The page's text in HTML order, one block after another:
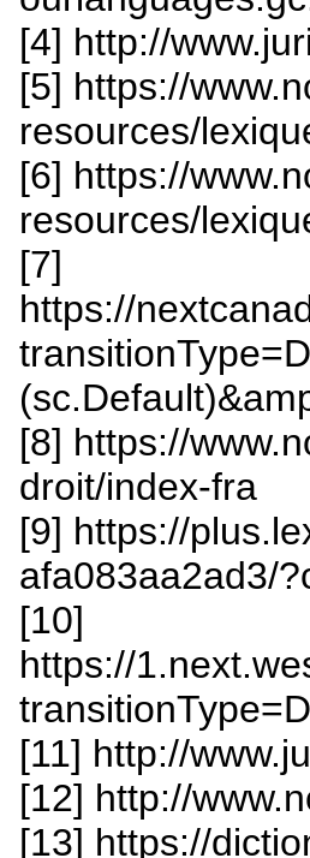
[4] http://
[5] https://
resources/
[6] https://
resources/
[7]
https://
[8] https://
droit/index-fra
[9] https://
afa083aa2ad3/
[10]
https://
[11] http://
[12] http://
[13] https://